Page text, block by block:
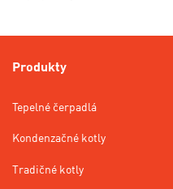
Produkty
Tepelné čerpadlá
Kondenzačné kotly
Tradičné kotly